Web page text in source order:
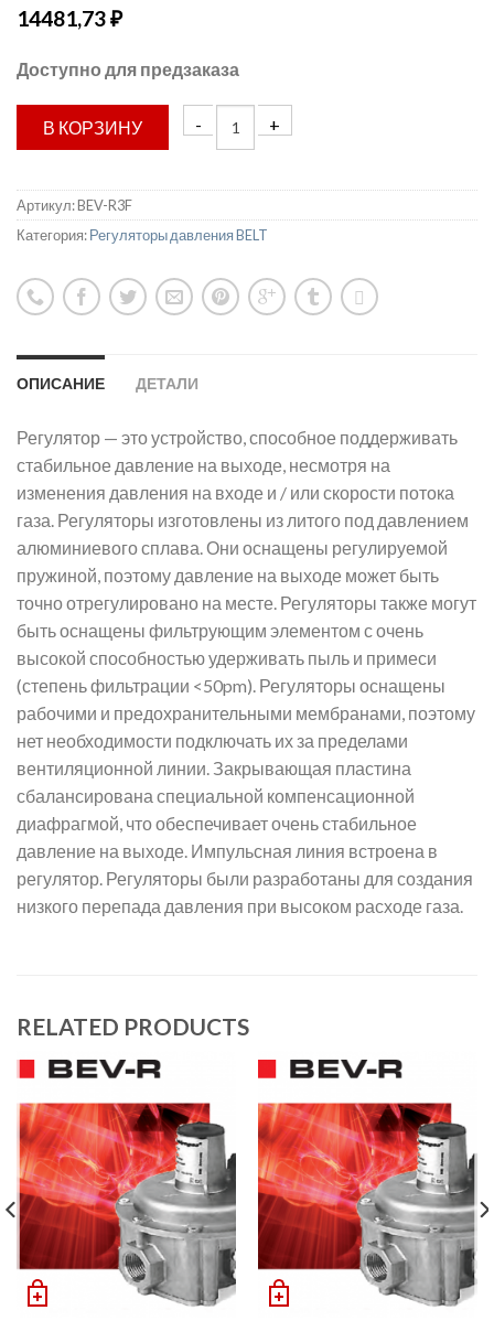
14481,73₽
Доступно для предзаказа
В КОРЗИНУ
Артикул:BEV-R3F
Категория:Регуляторы давления BELT
ОПИСАНИЕ ДЕТАЛИ
Регулятор — это устройство, способное поддерживать
стабильное давление на выходе, несмотря на
изменения давления на входе и / или скорости потока
газа. Регуляторы изготовлены из литого под давлением
алюминиевого сплава. Они оснащены регулируемой
пружиной, поэтому давление на выходе может быть
точно отрегулировано на месте. Регуляторы также могут
быть оснащены фильтрующим элементом с очень
высокой способностью удерживать пыль и примеси
(степень фильтрации <50pm). Регуляторы оснащены
рабочими и предохранительными мембранами, поэтому
нет необходимости подключать их за пределами
вентиляционной линии. Закрывающая пластина
сбалансирована специальной компенсационной
диафрагмой, что обеспечивает очень стабильное
давление на выходе. Импульсная линия встроена в
регулятор. Регуляторы были разработаны для создания
низкого перепада давления при высоком расходе газа.
RELATED PRODUCTS